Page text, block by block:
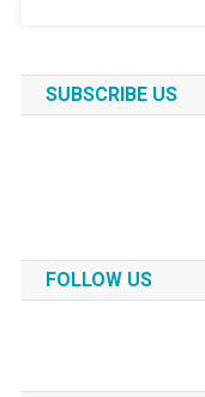
SUBSCRIBE US
FOLLOW US